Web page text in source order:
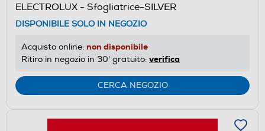
ELECTROLUX - Sfogliatrice-SILVER
DISPONIBILE SOLO IN NEGOZIO
Acquisto online: non disponibile
Ritiro in negozio in 30' gratuito: verifica
CERCA NEGOZIO